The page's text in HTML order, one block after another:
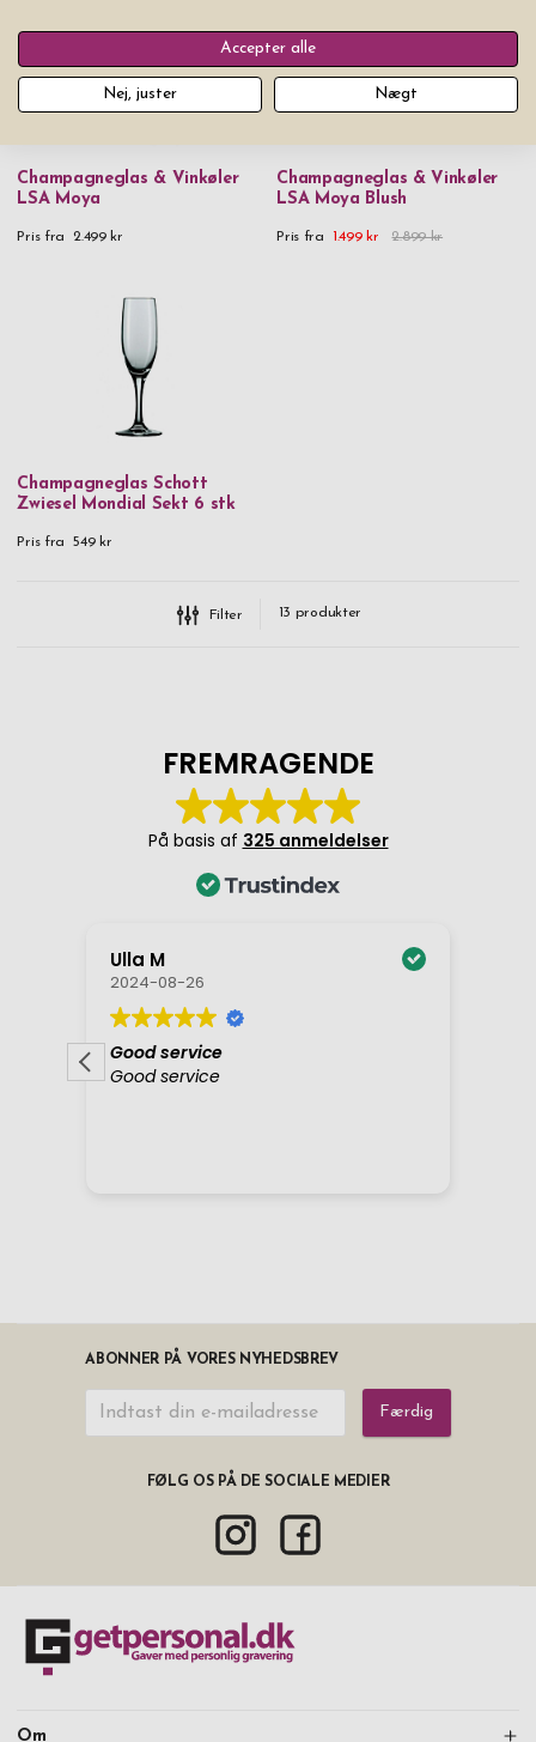
Champagneglas & Vinkøler
LSA Moya
Pris fra 2.499 kr
Champagneglas & Vinkøler
LSA Moya Blush
Pris fra 1.499 kr 2.899 kr
Champagneglas Schott
Zwiesel Mondial Sekt 6 stk
Pris fra 549 kr
Filter 13 produkter
ABONNER PÅ VORES NYHEDSBREV
Færdig
FØLG OS PÅ DE SOCIALE MEDIER
Om
Accepter alle
Nej, juster Nægt